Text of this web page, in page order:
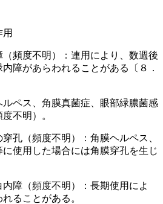
頻度不明）：連用により、数週後
障があらわれることがある〔８．
ペス、角膜真菌症、眼部緑膿菌感
不明）。
孔（頻度不明）：角膜ヘルペス、
使用した場合には角膜穿孔を生じ
障（頻度不明）：長期使用によ
ることがある。